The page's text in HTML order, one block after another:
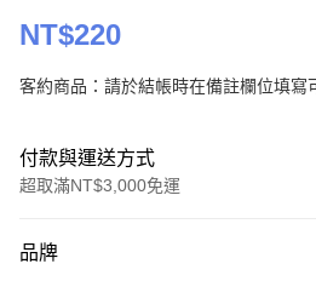
NT$220
客約商品：請於結帳時在備註欄位填寫
付款與運送方式
超取滿NT$3,000免運
信用卡一次付款
品牌